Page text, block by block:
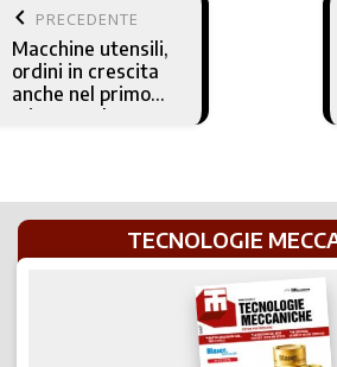
keyboard_arrow_left PRECEDENTE
Macchine utensili,
ordini in crescita
anche nel primo
trimestre '17
TECNOLOGIE